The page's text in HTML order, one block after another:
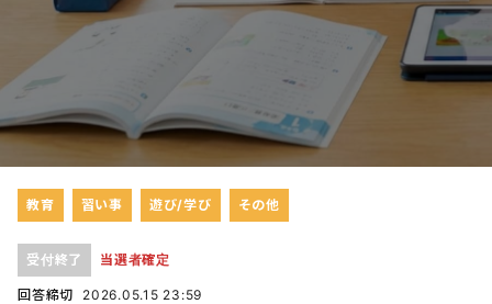
教育 習い事 遊び/学び その他
受付終了 当選者確定
回答締切
2026.05.15 23:59